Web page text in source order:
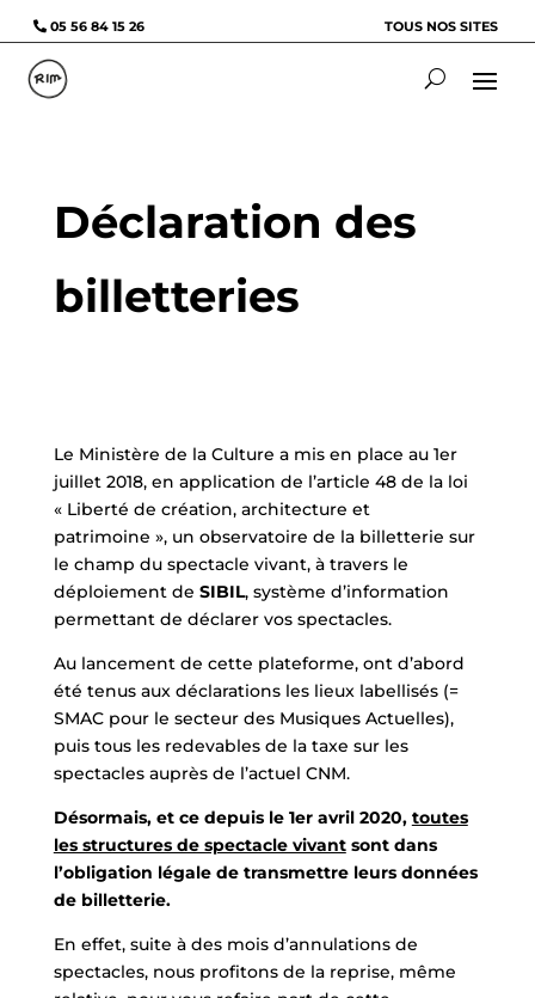
05 56 84 15 26 TOUS NOS SITES
Déclaration des
billetteries
Le Ministère de la Culture a mis en place au 1er
juillet 2018, en application de l’article 48 de la loi
« Liberté de création, architecture et
patrimoine », un observatoire de la billetterie sur
le champ du spectacle vivant, à travers le
déploiement de SIBIL, système d’information
permettant de déclarer vos spectacles.
Au lancement de cette plateforme, ont d’abord
été tenus aux déclarations les lieux labellisés (=
SMAC pour le secteur des Musiques Actuelles),
puis tous les redevables de la taxe sur les
spectacles auprès de l’actuel CNM.
Désormais, et ce depuis le 1er avril 2020, toutes
les structures de spectacle vivantsont dans
l’obligation légale de transmettre leurs données
de billetterie.
En effet, suite à des mois d’annulations de
spectacles, nous profitons de la reprise, même